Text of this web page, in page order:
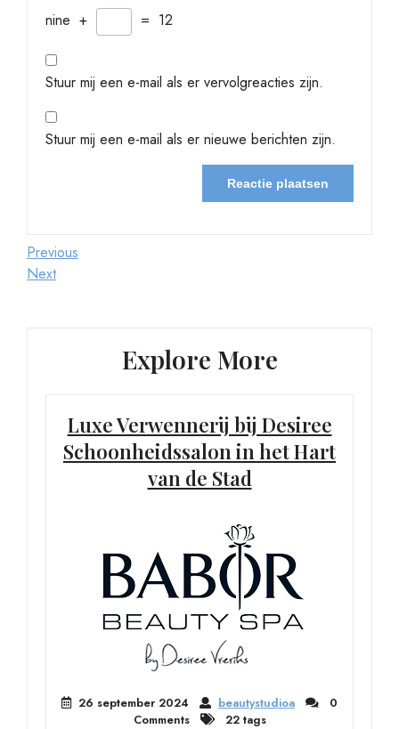
nine + = 12
Stuur mij een e-mail als er vervolgreacties zijn.
Stuur mij een e-mail als er nieuwe berichten zijn.
Berichtnavigatie
Previous
Post
Previous
Next
Next
Explore More
Luxe Verwennerij bij Desiree
Schoonheidssalon in het Hart
van de Stad
26 september 2024 beautystudioa
0
Comments
22 tags